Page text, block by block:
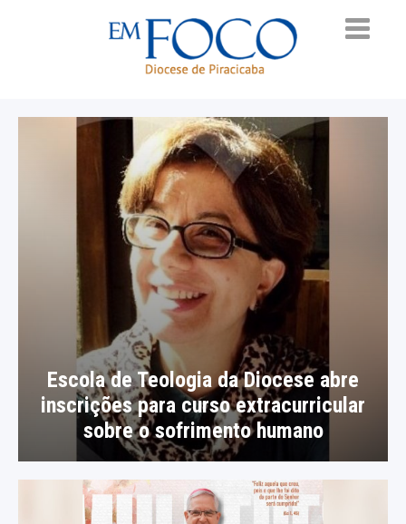
Escola de Teologia da Diocese abre
inscrições para curso extracurricular
sobre o sofrimento humano